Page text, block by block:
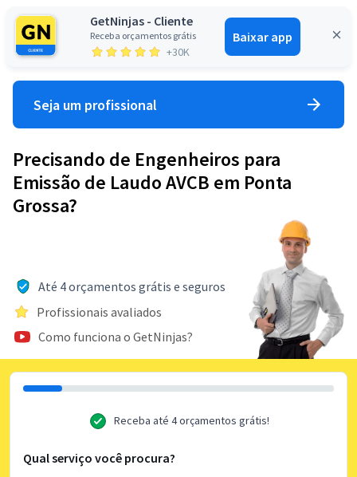
GetNinjas - Cliente
Receba orçamentos grátis
+30K
Baixar app
Entrar
Seja um profissional
Precisando de Engenheiros para
Emissão de Laudo AVCB em Ponta
Grossa?
Até 4 orçamentos grátis e seguros
Profissionais avaliados
Como funciona o GetNinjas?
Receba até 4 orçamentos grátis!
Qual serviço você procura?